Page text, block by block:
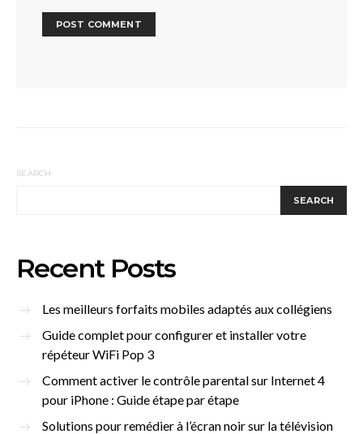
SEARCH
SEARCH
Recent Posts
Les meilleurs forfaits mobiles adaptés aux collégiens
Guide complet pour configurer et installer votre
répéteur WiFi Pop 3
Comment activer le contrôle parental sur Internet 4
pour iPhone : Guide étape par étape
Solutions pour remédier à l’écran noir sur la télévision